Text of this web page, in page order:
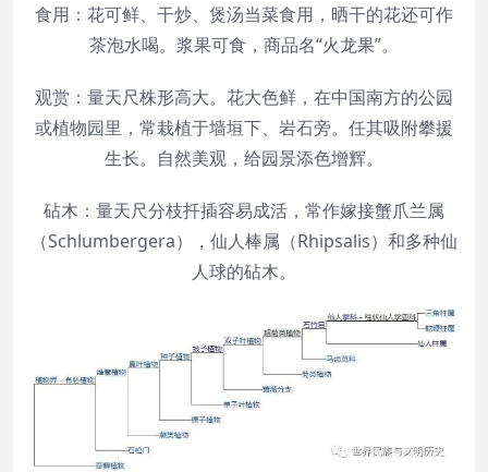
食用：花可鲜、干炒、煲汤当菜食用，晒干的花还可作
茶泡水喝。浆果可食，商品名“火龙果”。
观赏：量天尺株形高大。花大色鲜，在中国南方的公园
或植物园里，常栽植于墙垣下、岩石旁。任其吸附攀援
生长。自然美观，给园景添色增辉。
砧木：量天尺分枝扦插容易成活，常作嫁接蟹爪兰属
（Schlumbergera），仙人棒属（Rhipsalis）和多种仙
人球的砧木。